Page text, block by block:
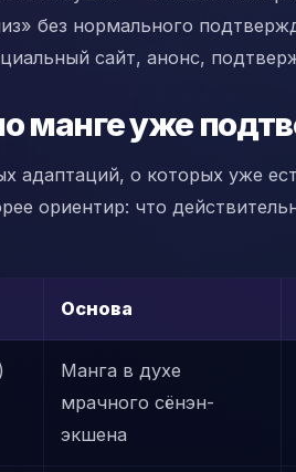
без нормального
сайт, анонс,
манге уже
адаптаций, о которых уже
ориентир: что
Основа
Манга в духе
мрачного сёнэн-
экшена